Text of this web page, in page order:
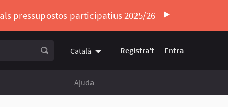
pressupostos participatius 2025/26
Català Triar la llengua Elegir el idioma
Registra't Entra
Ajuda